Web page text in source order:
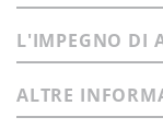
L'IMPEGNO DI
ALTRE